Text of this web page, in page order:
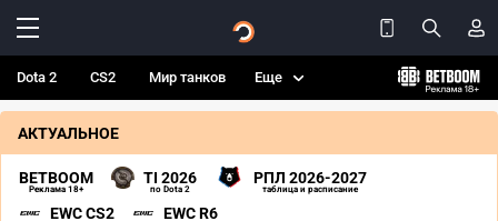
Dota 2 CS2 Мир танков Еще
АКТУАЛЬНОЕ
BETBOOM
Реклама 18+
TI 2026
по Dota 2
РПЛ 2026-2027
таблица и расписание
EWC CS2 EWC R6